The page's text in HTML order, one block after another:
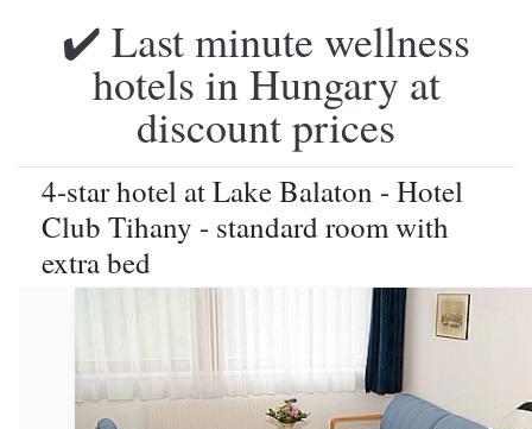
✔️ Last minute wellness
hotels in Hungary at
discount prices
4-star hotel at Lake Balaton - Hotel
Club Tihany - standard room with
extra bed